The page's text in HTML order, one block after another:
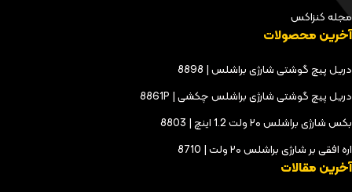
مجله کنزاکس
آخرین محصولات
دریل پیچ گوشتی شارژی براشلس | 8898
دریل پیچ گوشتی شارژی براشلس چکشی | 8861P
بکس شارژی براشلس ۲۰ ولت 1.2 اینچ | 8803
اره افقی بر شارژی براشلس ۲۰ ولت | 8710
آخرین مقالات